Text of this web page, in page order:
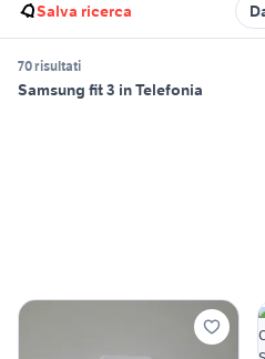
Salva ricerca
70 risultati
Samsung fit 3 in Telefonia